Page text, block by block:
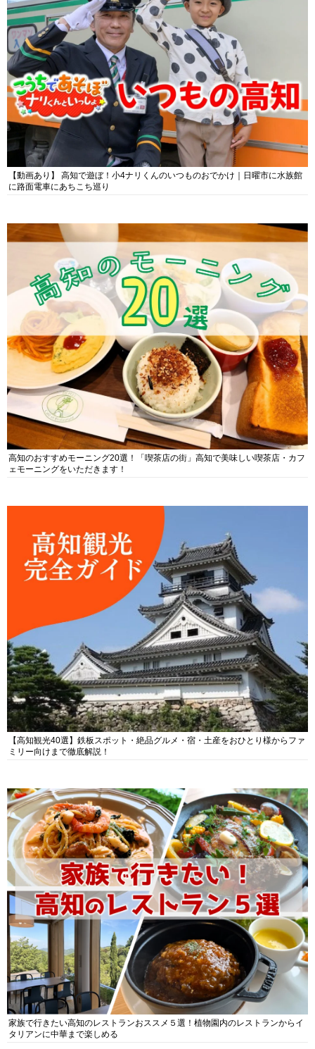
【動画あり】 高知で遊ぼ！小4ナリくんのいつものおでかけ｜日曜市に水族館
に路面電車にあちこち巡り
高知のおすすめモーニング20選！「喫茶店の街」高知で美味しい喫茶店・カフ
ェモーニングをいただきます！
【高知観光40選】鉄板スポット・絶品グルメ・宿・土産をおひとり様からファ
ミリー向けまで徹底解説！
家族で行きたい高知のレストランおススメ５選！植物園内のレストランからイ
タリアンに中華まで楽しめる